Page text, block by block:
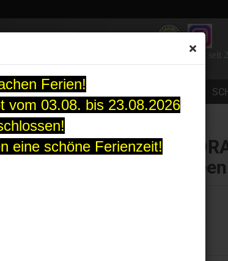
Ferien!
vom 03.08. bis 23.08.2026
eine schöne Ferienzeit!
13 Jahre Dartomania seit
FLIGHTS
& Green